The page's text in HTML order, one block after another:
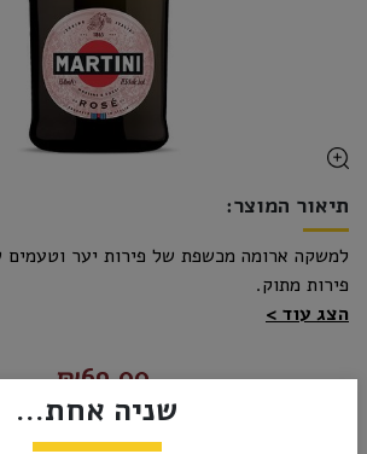
תיאור המוצר:
למשקה ארומה מכשפת של פירות יער
פירות מתוק.
הצג עוד
₪69.00
הוסף לסל
שניה אחת...